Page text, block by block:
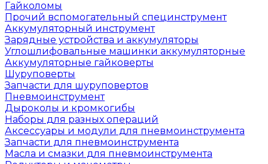
Гайколомы
Прочий вспомогательный специнструмент
Аккумуляторный инструмент
Зарядные устройства и аккумуляторы
Углошлифовальные машинки аккумуляторные
Аккумуляторные гайковерты
Шуруповерты
Запчасти для шуруповертов
Пневмоинструмент
Дыроколы и кромкогибы
Наборы для разных операций
Аксессуары и модули для пневмоинструмента
Запчасти для пневмоинструмента
Масла и смазки для пневмоинструмента